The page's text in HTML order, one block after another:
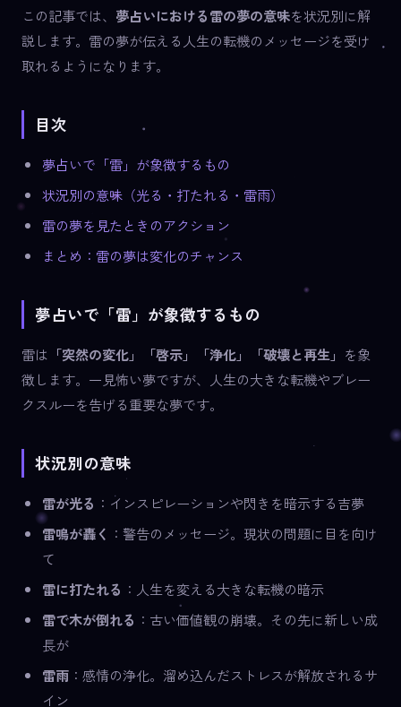
この記事では、 夢占いにおける雷の夢の意味を状況別に解
説します。雷の夢が伝える人生の転機のメッセージを受け
取れるようになります。
目次
夢占いで「雷」が象徴するもの
状況別の意味（光る・打たれる・雷雨）
雷の夢を見たときのアクション
まとめ：雷の夢は変化のチャンス
夢占いで「雷」が象徴するもの
雷は 「突然の変化」「啓示」「浄化」「破壊と再生」 を象
徴します。一見怖い夢ですが、人生の大きな転機やブレー
クスルーを告げる重要な夢です。
状況別の意味
雷が光る ：インスピレーションや閃きを暗示する吉夢
雷鳴が轟く ：警告のメッセージ。現状の問題に目を向け
て
雷に打たれる ：人生を変える大きな転機の暗示
雷で木が倒れる ：古い価値観の崩壊。その先に新しい成
長が
雷雨：感情の浄化。溜め込んだストレスが解放されるサ
イン